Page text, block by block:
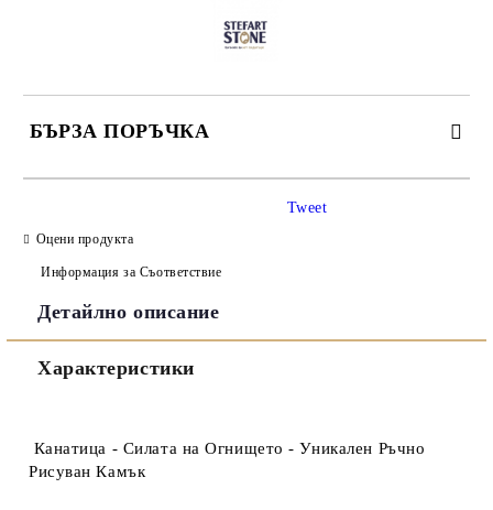
БЪРЗА ПОРЪЧКА
Ние ще се свържем с вас в рамките на работния ден.
Tweet
Оцени продукта
Информация за Съответствие
Детайлно описание
Характеристики
Канатица - Силата на Огнището - Уникален Ръчно
Рисуван Камък